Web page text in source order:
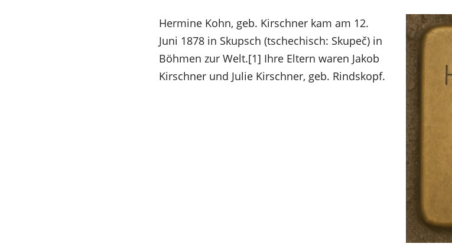
Hermine Kohn, geb. Kirschner kam am 12.
Juni 1878 in Skupsch (tschechisch: Skupeč) in
Böhmen zur Welt.[1] Ihre Eltern waren Jakob
Kirschner und Julie Kirschner, geb. Rindskopf.